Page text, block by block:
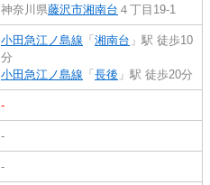
神奈川県藤沢市湘南台 ４丁目19-1
小田急江ノ島線 「 湘南台 」駅 徒歩10
分
小田急江ノ島線 「 長後 」駅 徒歩20分
-
-
-